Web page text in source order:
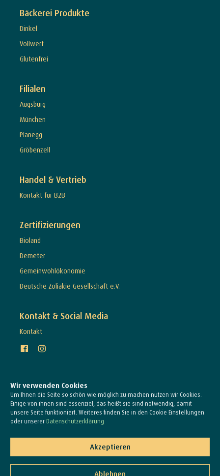
Bäckerei Produkte
Dinkel
Vollwert
Glutenfrei
Filialen
Augsburg
München
Planegg
Gröbenzell
Handel & Vertrieb
Kontakt für B2B
Zertifizierungen
Bioland
Demeter
Gemeinwohlökonomie
Deutsche Zöliakie Gesellschaft e.V.
Kontakt & Social Media
Kontakt
Wir verwenden Cookies
Um Ihnen die Seite so schön wie möglich zu machen nutzen wir Cookies.
Einige von ihnen sind essenziel, das heißt sie sind notwendig, damit
unsere Seite funktioniert. Weiteres finden Sie in den Cookie Einstellungen
oder unserer Datenschutzerklärung
Akzeptieren
Ablehnen